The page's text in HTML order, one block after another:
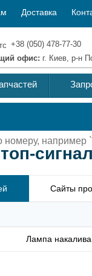
Доставка
+38 (050) 478-77-30
офис: г. Киев, р-н
Сайты
Лампа